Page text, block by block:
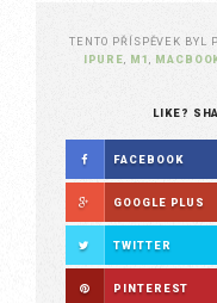
TENTO PŘÍSPĚVEK BYL
IPURE
M1
LIKE?
FACEBOOK
GOOGLE PLUS
TWITTER
PINTEREST